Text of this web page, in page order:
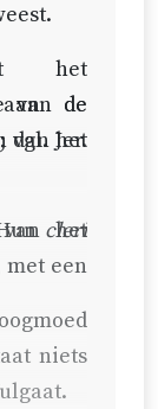
het
de
; vgl. Jer.
het
van de
dan het
cleri
met een
niets